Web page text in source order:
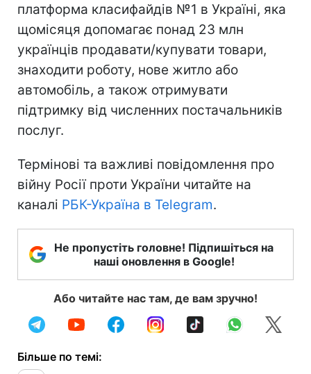
платформа класифайдів №1 в Україні, яка
щомісяця допомагає понад 23 млн
українців продавати/купувати товари,
знаходити роботу, нове житло або
автомобіль, а також отримувати
підтримку від численних постачальників
послуг.
Термінові та важливі повідомлення про
війну Росії проти України читайте на
каналі РБК-Україна в Telegram.
Не пропустіть головне! Підпишіться на
наші оновлення в Google!
Або читайте нас там, де вам зручно!
Більше по темі: